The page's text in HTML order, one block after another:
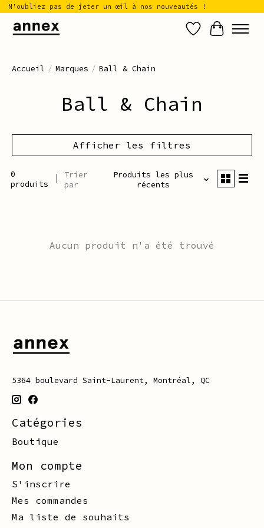
N'oubliez pas de jeter un œil à nos nouveautés !
Liste de
Panier
Accueil / Marques / Ball & Chain
Ball & Chain
Afficher les filtres
0
produits
Trier
par
Produits les plus
récents
Aucun produit n'a été trouvé
5364 boulevard Saint-Laurent, Montréal, QC
Catégories
Boutique
Mon compte
S'inscrire
Mes commandes
Ma liste de souhaits